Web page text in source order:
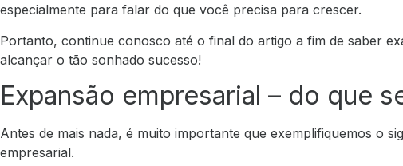
especialmente para falar do que você precisa para crescer.
Portanto, continue conosco até o final do artigo a fim de saber
alcançar o tão sonhado sucesso!
Expansão empresarial – do que
Antes de mais nada, é muito importante que exemplifiquemos o
empresarial.